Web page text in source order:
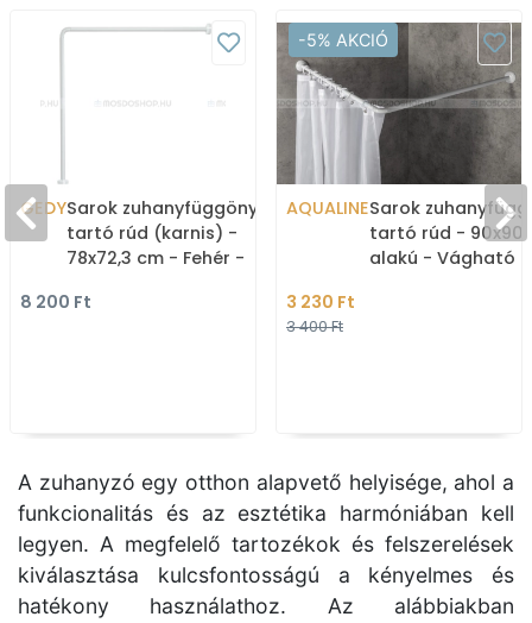
GEDYSarok zuhanyfüggöny
tartó rúd (karnis) -
78x72,3 cm - Fehér -
8 200 Ft
-5% AKCIÓ
AQUALINESarok
tartó rúd -
alakú - Vágható -
3 230 Ft
3 400 Ft
A zuhanyzó egy otthon alapvető helyisége, ahol a
funkcionalitás és az esztétika harmóniában kell
legyen. A megfelelő tartozékok és felszerelések
kiválasztása kulcsfontosságú a kényelmes és
hatékony használathoz. Az alábbiakban